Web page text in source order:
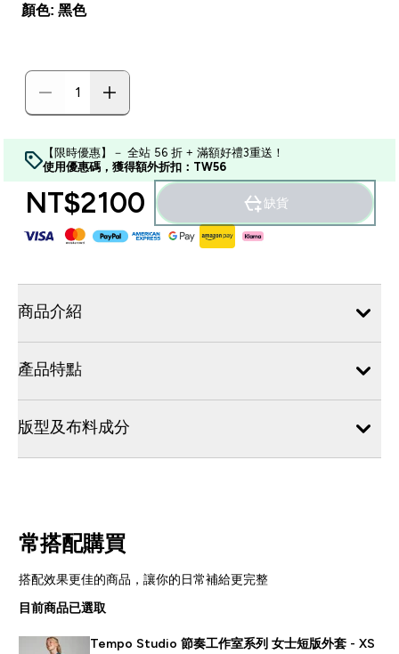
顏色: 黑色
【限時優惠】－ 全站 56 折 + 滿額好禮3重送！
使用優惠碼，獲得額外折扣：TW56
NT$2100‎ 缺貨
商品介紹
產品特點
版型及布料成分
常搭配購買
搭配效果更佳的商品，讓你的日常補給更完整
目前商品已選取
Tempo Studio 節奏工作室系列 女士短版外套 - XS